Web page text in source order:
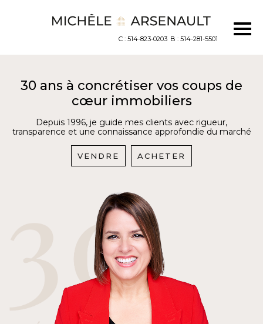
C : 514-823-0203 B : 514-281-5501
30 ans à concrétiser vos coups de
cœur immobiliers
Depuis 1996, je guide mes clients avec rigueur,
transparence et une connaissance approfondie du marché
VENDRE ACHETER